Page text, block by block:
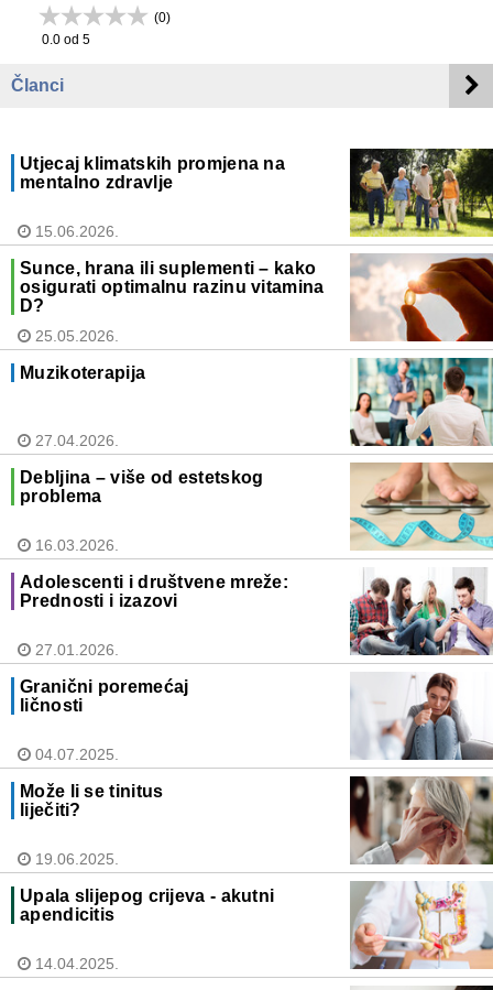
(0)
0.0 od 5
Članci
Utjecaj klimatskih promjena na
mentalno zdravlje
15.06.2026.
Sunce, hrana ili suplementi – kako
osigurati optimalnu razinu vitamina
D?
25.05.2026.
Muzikoterapija
27.04.2026.
Debljina – više od estetskog
problema
16.03.2026.
Adolescenti i društvene mreže:
Prednosti i izazovi
27.01.2026.
Granični poremećaj
ličnosti
04.07.2025.
Može li se tinitus
liječiti?
19.06.2025.
Upala slijepog crijeva - akutni
apendicitis
14.04.2025.